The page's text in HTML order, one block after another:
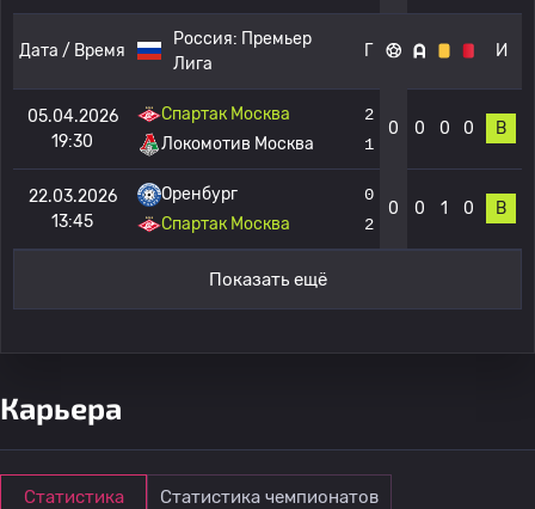
Дата / Время
Россия: Премьер
Лига
Г И
05.04.2026
19:30
Спартак Москва
Локомотив Москва
2
1
0 0 0 0 В
22.03.2026
13:45
Оренбург
Спартак Москва
0
2
0 0 1 0 В
Показать ещё
Карьера
Статистика Статистика чемпионатов